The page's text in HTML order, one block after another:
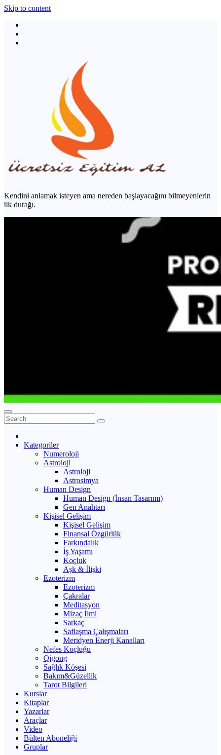
Skip to content
Kendini anlamak isteyen ama nereden başlayacağını bilmeyenlerin
ilk durağı.
Kategoriler
Numeroloji
Astroloji
Astroloji
Astrosimya
Human Design
Human Design (İnsan Tasarımı)
Gen Anahtarı
Kişisel Gelişim
Kişisel Gelişim
Finansal Özgürlük
Farkındalık
İş Yaşamı
Koçluk
Aşk & İlişki
Ezoterizm
Ezoterizm
Çakralar
Meditasyon
Mizaç İlmi
Sarkaç
Saflaşma Çalışmaları
Meridyen Enerji Kanalları
Nefes Koçluğu
Qigong
Sağlık Köşesi
Bakım&Güzellik
Tarot Bilgileri
Kurslar
Kitaplar
Yazarlar
Araçlar
Video
Bülten Aboneliği
Gruplar